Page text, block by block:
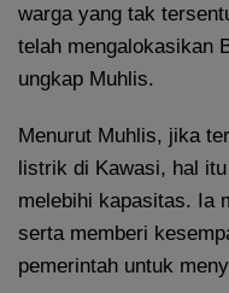
warga yang tak
telah mengalokasikan
ungkap Muhlis.
Menurut Muhlis, jika
listrik di Kawasi, hal
melebihi kapasitas. Ia
serta memberi
pemerintah untuk